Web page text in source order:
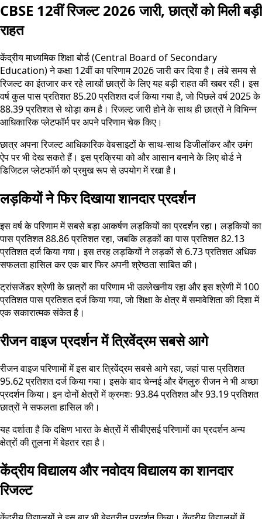
CBSE 12वीं रिजल्ट 2026 जारी, छात्रों को मिली बड़ी
राहत
केंद्रीय माध्यमिक शिक्षा बोर्ड (Central Board of Secondary
Education) ने कक्षा 12वीं का परिणाम 2026 जारी कर दिया है। लंबे समय से
रिजल्ट का इंतजार कर रहे लाखों छात्रों के लिए यह बड़ी राहत की खबर रही। इस
वर्ष कुल पास प्रतिशत 85.20 प्रतिशत दर्ज किया गया है, जो पिछले वर्ष 2025 के
88.39 प्रतिशत से थोड़ा कम है। रिजल्ट जारी होने के साथ ही छात्रों ने विभिन्न
आधिकारिक प्लेटफॉर्म पर अपने परिणाम चेक किए।
छात्र अपना रिजल्ट आधिकारिक वेबसाइटों के साथ-साथ डिजीलॉकर और उमंग
ऐप पर भी देख सकते हैं। इस प्रक्रिया को और आसान बनाने के लिए बोर्ड ने
डिजिटल प्लेटफॉर्म को प्रमुख रूप से उपयोग में रखा है।
लड़कियों ने फिर दिखाया शानदार प्रदर्शन
इस वर्ष के परिणाम में सबसे बड़ा आकर्षण लड़कियों का प्रदर्शन रहा। लड़कियों का
पास प्रतिशत 88.86 प्रतिशत रहा, जबकि लड़कों का पास प्रतिशत 82.13
प्रतिशत दर्ज किया गया। इस तरह लड़कियों ने लड़कों से 6.73 प्रतिशत अधिक
सफलता हासिल कर एक बार फिर अपनी श्रेष्ठता साबित की।
ट्रांसजेंडर श्रेणी के छात्रों का परिणाम भी उल्लेखनीय रहा और इस श्रेणी में 100
प्रतिशत पास प्रतिशत दर्ज किया गया, जो शिक्षा के क्षेत्र में समावेशिता की दिशा में
एक सकारात्मक संकेत है।
रीजन वाइज प्रदर्शन में त्रिवेंद्रम सबसे आगे
रीजन वाइज परिणामों में इस बार त्रिवेंद्रम सबसे आगे रहा, जहां पास प्रतिशत
95.62 प्रतिशत दर्ज किया गया। इसके बाद चेन्नई और बेंगलुरु रीजन ने भी अच्छा
प्रदर्शन किया। इन दोनों क्षेत्रों में क्रमशः 93.84 प्रतिशत और 93.19 प्रतिशत
छात्रों ने सफलता हासिल की।
यह दर्शाता है कि दक्षिण भारत के क्षेत्रों में सीबीएसई परिणामों का प्रदर्शन अन्य
क्षेत्रों की तुलना में बेहतर रहा है।
केंद्रीय विद्यालय और नवोदय विद्यालय का शानदार
रिजल्ट